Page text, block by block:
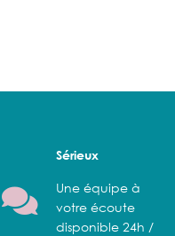
Sérieux
Une équipe à
votre écoute
disponible 24h /